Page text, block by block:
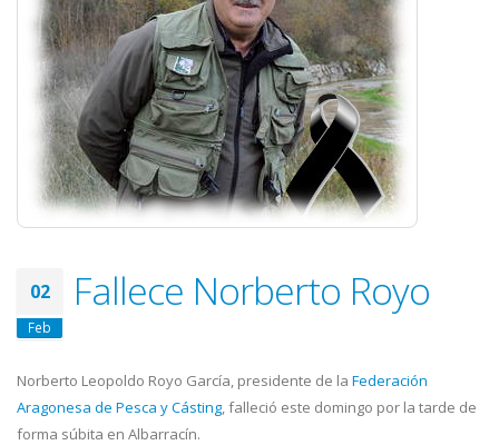
02
Feb
Fallece Norberto Royo
Norberto Leopoldo Royo García, presidente de la Federación
Aragonesa de Pesca y Cásting, falleció este domingo por la tarde de
forma súbita en Albarracín.